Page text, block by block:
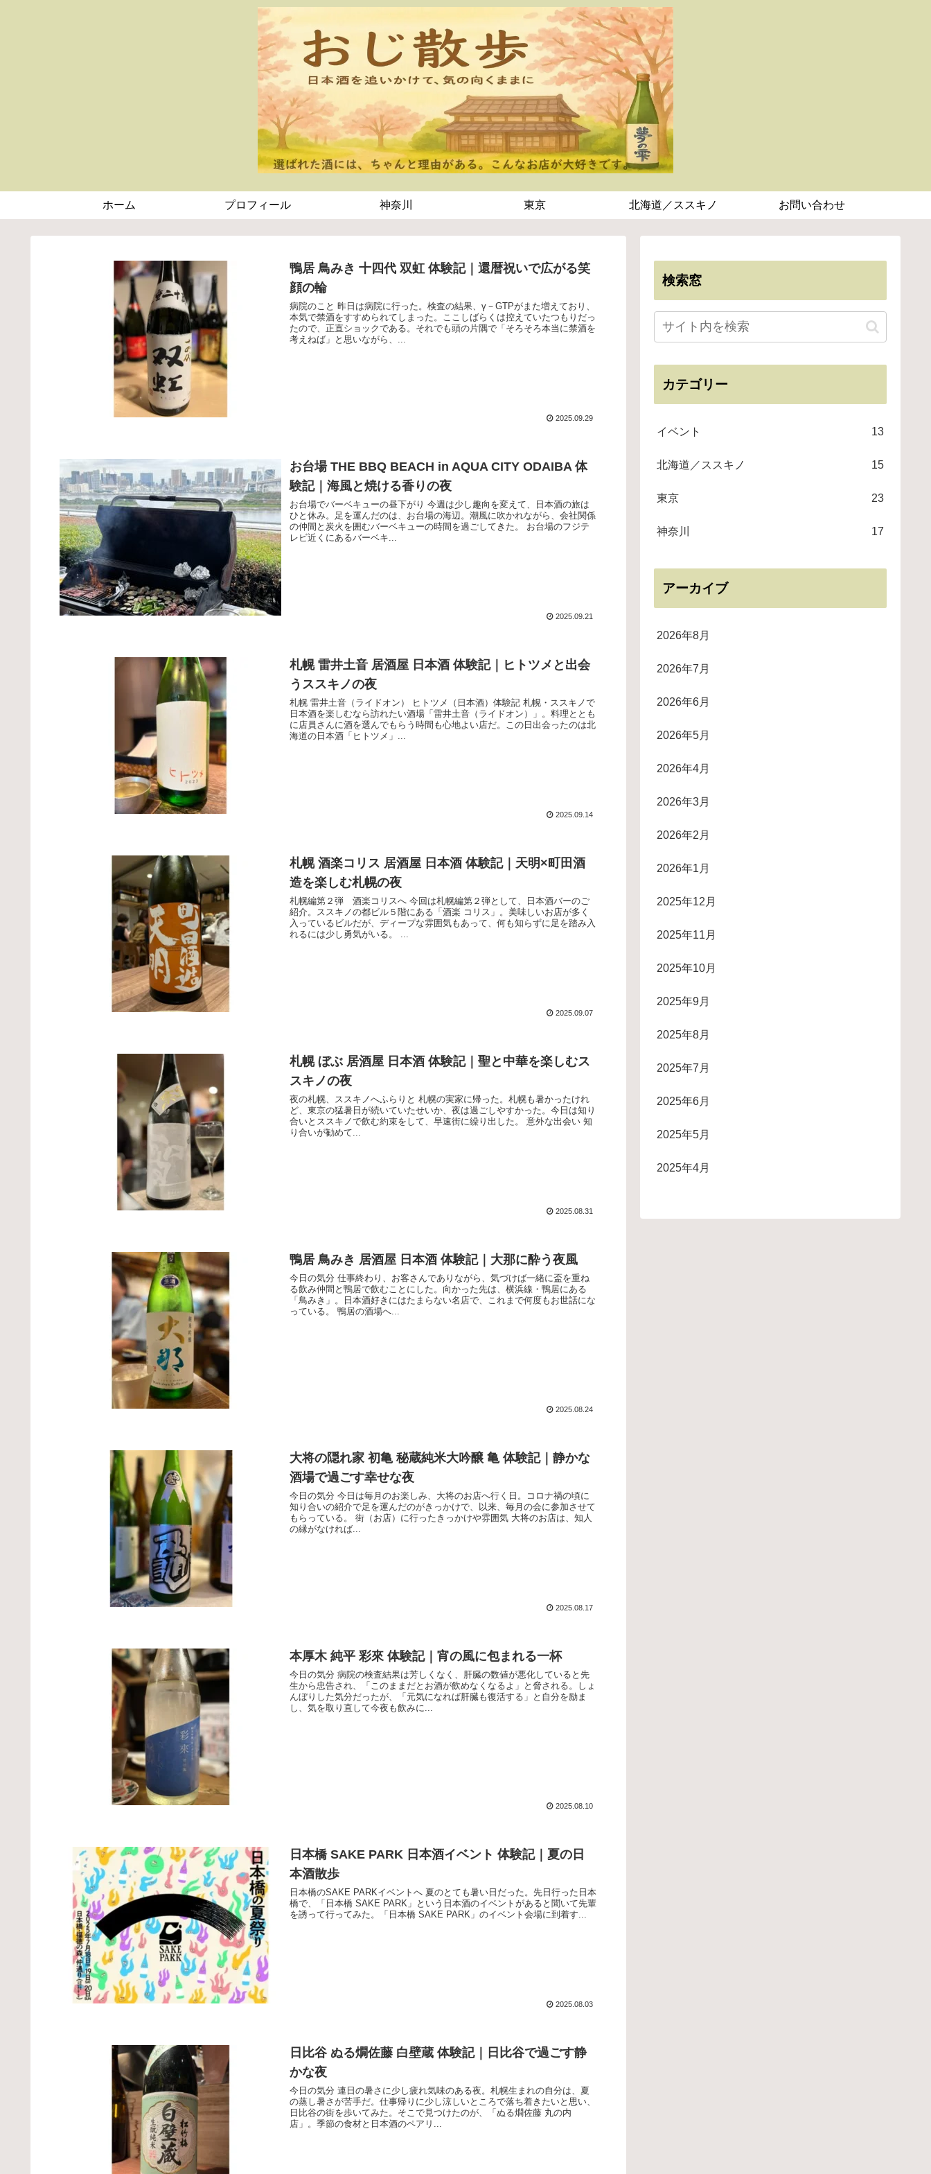
ホーム プロフィール 神奈川 東京 北海道／ススキノ お問い合わせ
鴨居 鳥みき 十四代 双虹 体験記｜還暦祝いで広がる笑
顔の輪
病院のこと 昨日は病院に行った。検査の結果、γ－GTPがまた増えており、
本気で禁酒をすすめられてしまった。ここしばらくは控えていたつもりだっ
たので、正直ショックである。それでも頭の片隅で「そろそろ本当に禁酒を
考えねば」と思いながら、...
2025.09.29
お台場 THE BBQ BEACH in AQUA CITY ODAIBA 体
験記｜海風と焼ける香りの夜
お台場でバーベキューの昼下がり 今週は少し趣向を変えて、日本酒の旅は
ひと休み。足を運んだのは、お台場の海辺。潮風に吹かれながら、会社関係
の仲間と炭火を囲むバーベキューの時間を過ごしてきた。 お台場のフジテ
レビ近くにあるバーベキ...
2025.09.21
札幌 雷井土音 居酒屋 日本酒 体験記｜ヒトツメと出会
うススキノの夜
札幌 雷井土音（ライドオン） ヒトツメ（日本酒）体験記 札幌・ススキノで
日本酒を楽しむなら訪れたい酒場「雷井土音（ライドオン）」。料理ととも
に店員さんに酒を選んでもらう時間も心地よい店だ。この日出会ったのは北
海道の日本酒「ヒトツメ」...
2025.09.14
札幌 酒楽コリス 居酒屋 日本酒 体験記｜天明×町田酒
造を楽しむ札幌の夜
札幌編第２弾 酒楽コリスへ 今回は札幌編第２弾として、日本酒バーのご
紹介。ススキノの都ビル５階にある「酒楽 コリス」。美味しいお店が多く
入っているビルだが、ディープな雰囲気もあって、何も知らずに足を踏み入
れるには少し勇気がいる。 ...
2025.09.07
札幌 ぼぶ 居酒屋 日本酒 体験記｜聖と中華を楽しむス
スキノの夜
夜の札幌、ススキノへふらりと 札幌の実家に帰った。札幌も暑かったけれ
ど、東京の猛暑日が続いていたせいか、夜は過ごしやすかった。今日は知り
合いとススキノで飲む約束をして、早速街に繰り出した。 意外な出会い 知
り合いが勧めて...
2025.08.31
鴨居 鳥みき 居酒屋 日本酒 体験記｜大那に酔う夜風
今日の気分 仕事終わり、お客さんでありながら、気づけば一緒に盃を重ね
る飲み仲間と鴨居で飲むことにした。向かった先は、横浜線・鴨居にある
「鳥みき」。日本酒好きにはたまらない名店で、これまで何度もお世話にな
っている。 鴨居の酒場へ...
2025.08.24
大将の隠れ家 初亀 秘蔵純米大吟醸 亀 体験記｜静かな
酒場で過ごす幸せな夜
今日の気分 今日は毎月のお楽しみ、大将のお店へ行く日。コロナ禍の頃に
知り合いの紹介で足を運んだのがきっかけで、以来、毎月の会に参加させて
もらっている。 街（お店）に行ったきっかけや雰囲気 大将のお店は、知人
の縁がなければ...
2025.08.17
本厚木 純平 彩來 体験記｜宵の風に包まれる一杯
今日の気分 病院の検査結果は芳しくなく、肝臓の数値が悪化していると先
生から忠告され、「このままだとお酒が飲めなくなるよ」と脅される。しょ
んぼりした気分だったが、「元気になれば肝臓も復活する」と自分を励ま
し、気を取り直して今夜も飲みに...
2025.08.10
日本橋 SAKE PARK 日本酒イベント 体験記｜夏の日
本酒散歩
日本橋のSAKE PARKイベントへ 夏のとても暑い日だった。先日行った日本
橋で、「日本橋 SAKE PARK」という日本酒のイベントがあると聞いて先輩
を誘って行ってみた。「日本橋 SAKE PARK」のイベント会場に到着す...
2025.08.03
日比谷 ぬる燗佐藤 白壁蔵 体験記｜日比谷で過ごす静
かな夜
今日の気分 連日の暑さに少し疲れ気味のある夜。札幌生まれの自分は、夏
の蒸し暑さが苦手だ。仕事帰りに少し涼しいところで落ち着きたいと思い、
日比谷の街を歩いてみた。そこで見つけたのが、「ぬる燗佐藤 丸の内
店」。季節の食材と日本酒のペアリ...
検索窓
カテゴリー
イベント 13
北海道／ススキノ 15
東京 23
神奈川 17
アーカイブ
2026年8月
2026年7月
2026年6月
2026年5月
2026年4月
2026年3月
2026年2月
2026年1月
2025年12月
2025年11月
2025年10月
2025年9月
2025年8月
2025年7月
2025年6月
2025年5月
2025年4月